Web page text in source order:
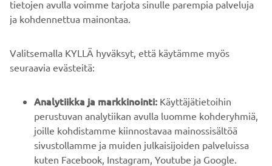
B2B
YAMAHA MUUALLA
ASIAKASTUKI
tietojen avulla voimme tarjota sinulle parempia palveluja
ja kohdennettua mainontaa.
Valitsemalla KYLLÄ hyväksyt, että käytämme myös
seuraavia evästeitä:
Analytiikka ja markkinointi: Käyttäjätietoihin
perustuvan analytiikan avulla luomme kohderyhmiä,
joille kohdistamme kiinnostavaa mainossisältöä
sivustollamme ja muiden julkaisijoiden palveluissa
kuten Facebook, Instagram, Youtube ja Google.